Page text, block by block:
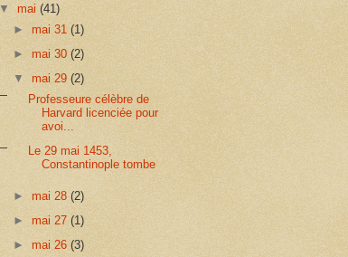
▼mai(41)
► mai 31 (1)
► mai 30 (2)
▼ mai 29 (2)
Professeure célèbre de
Harvard licenciée pour
avoi...
Le 29 mai 1453,
Constantinople tombe
► mai 28 (2)
► mai 27 (1)
► mai 26 (3)